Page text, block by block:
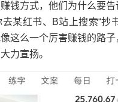
钱方式，他们为什么要告
某红书、B站上搜索“抄
这么一个厉害赚钱的路
力宣扬。